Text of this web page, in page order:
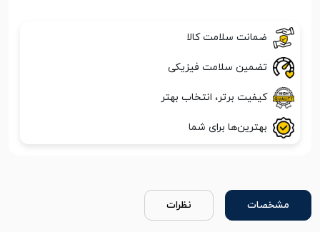
ضمانت سلامت کالا
تضمین سلامت فیزیکی
کیفیت برتر، انتخاب بهتر
بهترین‌ها برای شما
مشخصات نظرات